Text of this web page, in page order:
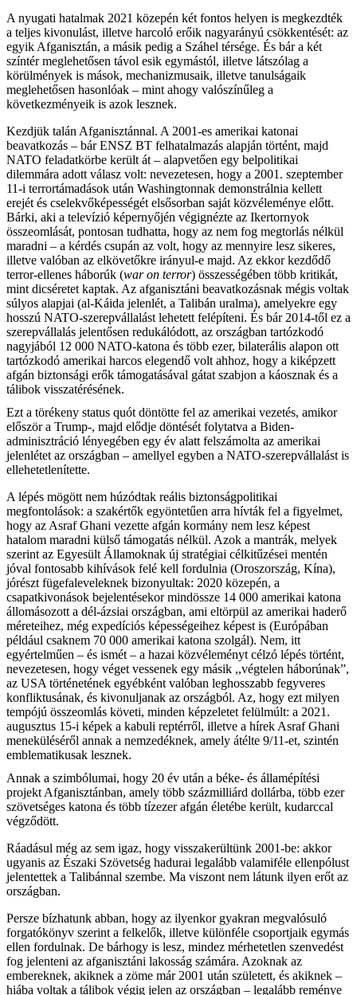
A nyugati hatalmak 2021 közepén két fontos helyen is megkezdték
a teljes kivonulást, illetve harcoló erőik nagyarányú csökkentését: az
egyik Afganisztán, a másik pedig a Száhel térsége. És bár a két
színtér meglehetősen távol esik egymástól, illetve látszólag a
körülmények is mások, mechanizmusaik, illetve tanulságaik
meglehetősen hasonlóak – mint ahogy valószínűleg a
következményeik is azok lesznek.
Kezdjük talán Afganisztánnal. A 2001-es amerikai katonai
beavatkozás – bár ENSZ BT felhatalmazás alapján történt, majd
NATO feladatkörbe került át – alapvetően egy belpolitikai
dilemmára adott válasz volt: nevezetesen, hogy a 2001. szeptember
11-i terrortámadások után Washingtonnak demonstrálnia kellett
erejét és cselekvőképességét elsősorban saját közvéleménye előtt.
Bárki, aki a televízió képernyőjén végignézte az Ikertornyok
összeomlását, pontosan tudhatta, hogy az nem fog megtorlás nélkül
maradni – a kérdés csupán az volt, hogy az mennyire lesz sikeres,
illetve valóban az elkövetőkre irányul-e majd. Az ekkor kezdődő
terror-ellenes háborúk (war on terror) összességében több kritikát,
mint dicséretet kaptak. Az afganisztáni beavatkozásnak mégis voltak
súlyos alapjai (al-Káida jelenlét, a Talibán uralma), amelyekre egy
hosszú NATO-szerepvállalást lehetett felépíteni. És bár 2014-től ez a
szerepvállalás jelentősen redukálódott, az országban tartózkodó
nagyjából 12 000 NATO-katona és több ezer, bilaterális alapon ott
tartózkodó amerikai harcos elegendő volt ahhoz, hogy a kiképzett
afgán biztonsági erők támogatásával gátat szabjon a káosznak és a
tálibok visszatérésének.
Ezt a törékeny status quót döntötte fel az amerikai vezetés, amikor
először a Trump-, majd elődje döntését folytatva a Biden-
adminisztráció lényegében egy év alatt felszámolta az amerikai
jelenlétet az országban – amellyel egyben a NATO-szerepvállalást is
ellehetetlenítette.
A lépés mögött nem húzódtak reális biztonságpolitikai
megfontolások: a szakértők egyöntetűen arra hívták fel a figyelmet,
hogy az Asraf Ghani vezette afgán kormány nem lesz képest
hatalom maradni külső támogatás nélkül. Azok a mantrák, melyek
szerint az Egyesült Államoknak új stratégiai célkitűzései mentén
jóval fontosabb kihívások felé kell fordulnia (Oroszország, Kína),
jórészt fügefaleveleknek bizonyultak: 2020 közepén, a
csapatkivonások bejelentésekor mindössze 14 000 amerikai katona
állomásozott a dél-ázsiai országban, ami eltörpül az amerikai haderő
méreteihez, még expedíciós képességeihez képest is (Európában
például csaknem 70 000 amerikai katona szolgál). Nem, itt
egyértelműen – és ismét – a hazai közvéleményt célzó lépés történt,
nevezetesen, hogy véget vessenek egy másik ,,végtelen háborúnak”,
az USA történetének egyébként valóban leghosszabb fegyveres
konfliktusának, és kivonuljanak az országból. Az, hogy ezt milyen
tempójú összeomlás követi, minden képzeletet felülmúlt: a 2021.
augusztus 15-i képek a kabuli reptérről, illetve a hírek Asraf Ghani
meneküléséről annak a nemzedéknek, amely átélte 9/11-et, szintén
emblematikusak lesznek.
Annak a szimbólumai, hogy 20 év után a béke- és államépítési
projekt Afganisztánban, amely több százmilliárd dollárba, több ezer
szövetséges katona és több tízezer afgán életébe került, kudarccal
végződött.
Ráadásul még az sem igaz, hogy visszakerültünk 2001-be: akkor
ugyanis az Északi Szövetség hadurai legalább valamiféle ellenpólust
jelentettek a Talibánnal szembe. Ma viszont nem látunk ilyen erőt az
országban.
Persze bízhatunk abban, hogy az ilyenkor gyakran megvalósuló
forgatókönyv szerint a felkelők, illetve különféle csoportjaik egymás
ellen fordulnak. De bárhogy is lesz, mindez mérhetetlen szenvedést
fog jelenteni az afganisztáni lakosság számára. Azoknak az
embereknek, akiknek a zöme már 2001 után született, és akiknek –
hiába voltak a tálibok végig jelen az országban – legalább reménye